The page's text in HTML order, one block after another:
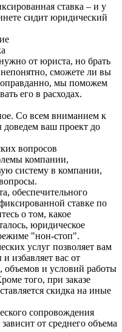
ставка – и у
сидит юридический
от юриста, но брать
сможете ли вы
оправданно, мы поможем
его в расходах.
Со всем вниманием к
ваш проект до
вопросов
компании,
систему в компании,
обеспечительного
ставке по
о том, какое
юридическое
"нон-стоп".
услуг позволяет вам
избавляет вас от
объемов и условий работы
того, при заказе
скидка на иные
сопровождения
от среднего объема